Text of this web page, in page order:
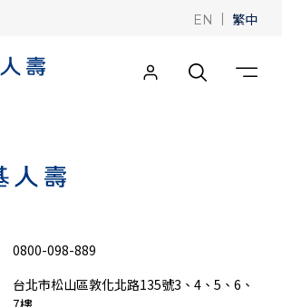
EN | 繁中
0800-098-889
台北市松山區敦化北路135號3、4、5、6、